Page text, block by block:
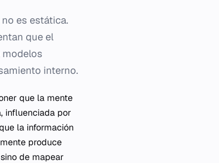
es estática.
que el
interno.
que la mente
influenciada por
la información
produce
de mapear